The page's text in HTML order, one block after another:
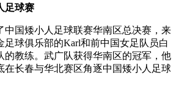
球赛
国矮小人足球联赛华南区总决赛，来
足球俱乐部的Karl和前中国女足队员白
的教练。武广队获得华南区的冠军，他
在长春与华北赛区角逐中国矮小人足球